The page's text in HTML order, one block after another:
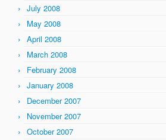
July 2008
May 2008
April 2008
March 2008
February 2008
January 2008
December 2007
November 2007
October 2007